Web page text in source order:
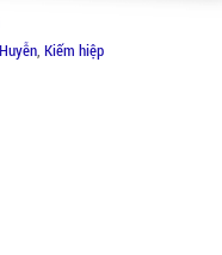
, Kiếm hiệp